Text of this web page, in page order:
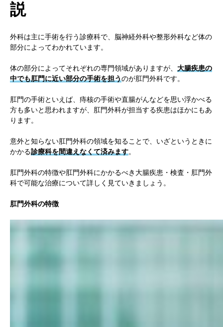
説
外科は主に手術を行う診療科で、脳神経外科や整形外科など体の
部分によってわかれています。
体の部分によってそれぞれの専門領域がありますが、 大腸疾患の
中でも肛門に近い部分の手術を担うのが肛門外科です。
肛門の手術といえば、痔核の手術や直腸がんなどを思い浮かべる
方も多いと思われますが、肛門外科が担当する疾患はほかにもあ
ります。
意外と知らない肛門外科の領域を知ることで、いざというときに
かかる診療科を間違えなくて済みます。
肛門外科の特徴や肛門外科にかかるべき大腸疾患・検査・肛門外
科で可能な治療について詳しく見ていきましょう。
肛門外科の特徴